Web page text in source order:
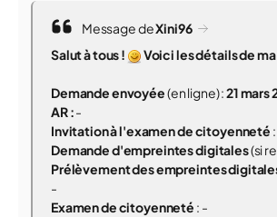
Message deXini96
Salut à tous !
Voici les détails de
Demande envoyée(en ligne) :21 mars
AR :-
Invitation à l'examen de citoyenneté
Demande d'empreintes digitales(si
Prélèvement des empreintes
-
Examen de citoyenneté : -